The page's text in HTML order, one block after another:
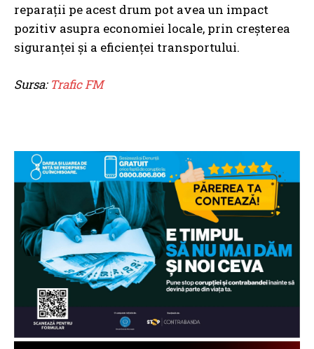
reparații pe acest drum pot avea un impact
pozitiv asupra economiei locale, prin creșterea
siguranței și a eficienței transportului.
Sursa: Trafic FM